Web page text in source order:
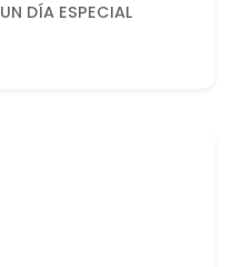
UN DÍA ESPECIAL